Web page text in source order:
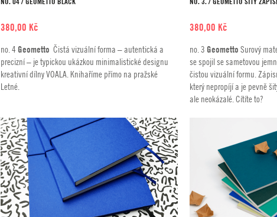
380,00 Kč
no. 4 Geometto Čistá vizuální forma – autentická a
precizní – je typickou ukázkou minimalistické designu
kreativní dílny VOALA. Knihaříme přímo na pražské
Letné.
380,00 Kč
no. 3 Geometto Surový
se spojil se sametovou
čistou vizuální formu.
který nepropíjí a je pevně
ale neokázalé. Cítíte to?